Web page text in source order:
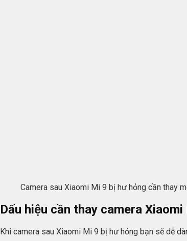
Camera sau Xiaomi Mi 9 bị hư hỏng cần thay
Dấu hiệu cần thay camera
Khi camera sau Xiaomi Mi 9 bị hư hỏng bạn sẽ dễ